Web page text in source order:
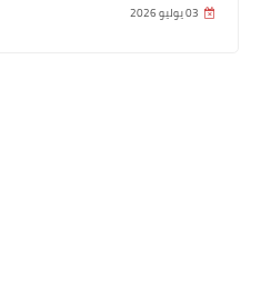
03 يوليو 2026